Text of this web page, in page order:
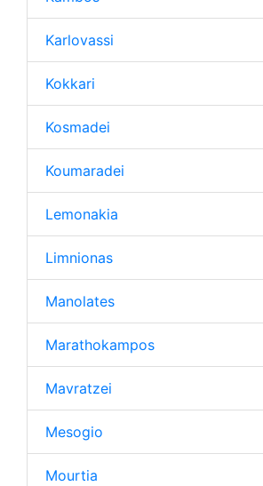
Karlovassi
Kokkari
Kosmadei
Koumaradei
Lemonakia
Limnionas
Manolates
Marathokampos
Mavratzei
Mesogio
Mourtia